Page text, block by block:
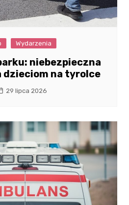
Wydarzenia
niebezpieczna
dzieciom na tyrolce
29 lipca 2026